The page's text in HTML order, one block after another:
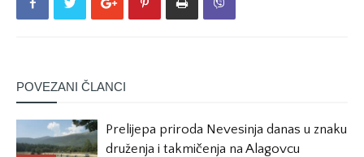
POVEZANI ČLANCI
Prelijepa priroda Nevesinja danas u znaku
druženja i takmičenja na Alagovcu